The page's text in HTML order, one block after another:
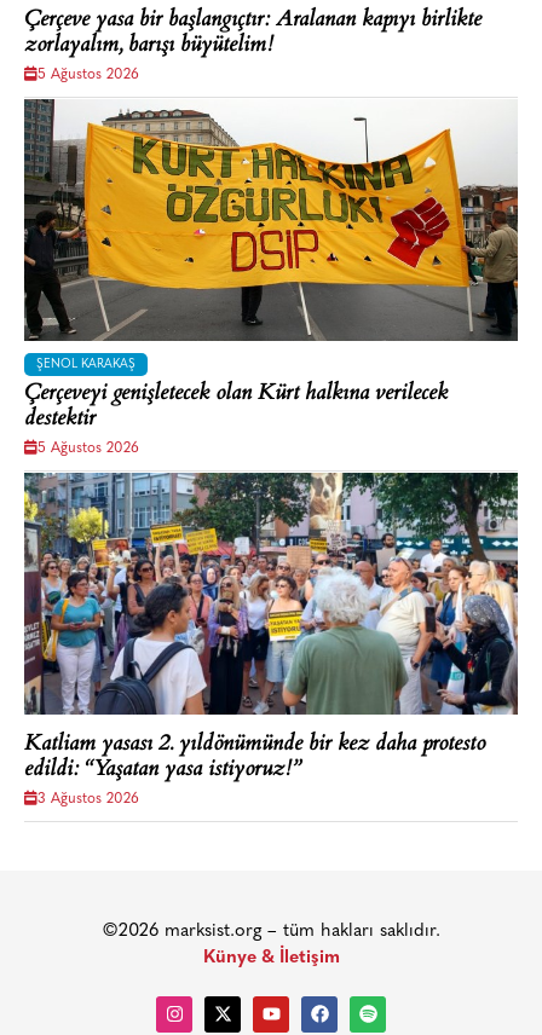
Çerçeve yasa bir başlangıçtır: Aralanan kapıyı birlikte
zorlayalım, barışı büyütelim!
5 Ağustos 2026
ŞENOL KARAKAŞ
Çerçeveyi genişletecek olan Kürt halkına verilecek
destektir
5 Ağustos 2026
Katliam yasası 2. yıldönümünde bir kez daha protesto
edildi: “Yaşatan yasa istiyoruz!”
3 Ağustos 2026
©2026 marksist.org – tüm hakları saklıdır.
Künye & İletişim